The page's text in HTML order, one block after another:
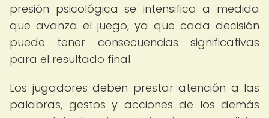
presión psicológica se intensifica a medida
que avanza el juego, ya que cada decisión
puede tener consecuencias significativas
para el resultado final.
Los jugadores deben prestar atención a las
palabras, gestos y acciones de los demás